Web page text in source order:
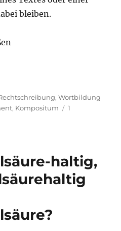
bleiben.
,Wortbildung
, Kompositum
1
haltig,